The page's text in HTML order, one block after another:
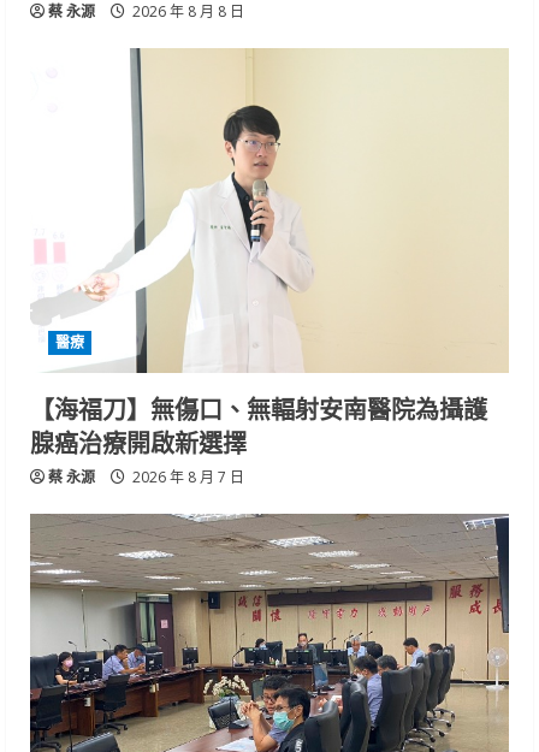
蔡 永源 2026 年 8 月 8 日
醫療
【海福刀】無傷口、無輻射安南醫院為攝護
腺癌治療開啟新選擇
蔡 永源 2026 年 8 月 7 日